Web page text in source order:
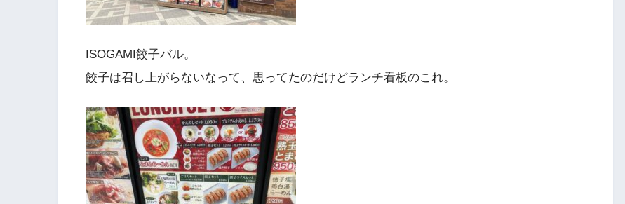
ISOGAMI餃子バル。
餃子は召し上がらないなって、思ってたのだけどランチ看板のこれ。